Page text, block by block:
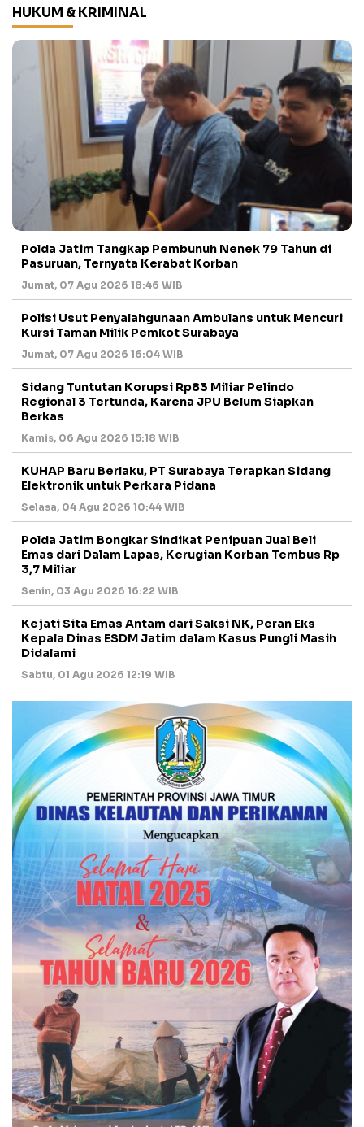
HUKUM & KRIMINAL
Polda Jatim Tangkap Pembunuh Nenek 79 Tahun di
Pasuruan, Ternyata Kerabat Korban
Jumat, 07 Agu 2026 18:46 WIB
Polisi Usut Penyalahgunaan Ambulans untuk Mencuri
Kursi Taman Milik Pemkot Surabaya
Jumat, 07 Agu 2026 16:04 WIB
Sidang Tuntutan Korupsi Rp83 Miliar Pelindo
Regional 3 Tertunda, Karena JPU Belum Siapkan
Berkas
Kamis, 06 Agu 2026 15:18 WIB
KUHAP Baru Berlaku, PT Surabaya Terapkan Sidang
Elektronik untuk Perkara Pidana
Selasa, 04 Agu 2026 10:44 WIB
Polda Jatim Bongkar Sindikat Penipuan Jual Beli
Emas dari Dalam Lapas, Kerugian Korban Tembus Rp
3,7 Miliar
Senin, 03 Agu 2026 16:22 WIB
Kejati Sita Emas Antam dari Saksi NK, Peran Eks
Kepala Dinas ESDM Jatim dalam Kasus Pungli Masih
Didalami
Sabtu, 01 Agu 2026 12:19 WIB